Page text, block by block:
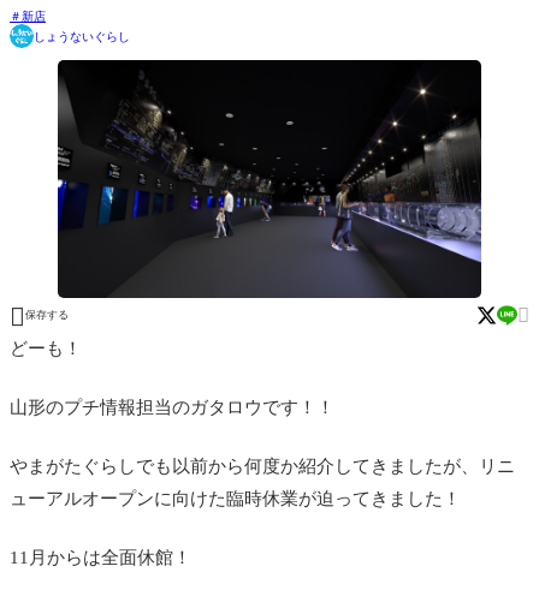
新店
しょうないぐらし
 保存する 
どーも！
山形のプチ情報担当のガタロウです！！
やまがたぐらしでも以前から何度か紹介してきましたが、リニ
ューアルオープンに向けた臨時休業が迫ってきました！
11月からは全面休館！